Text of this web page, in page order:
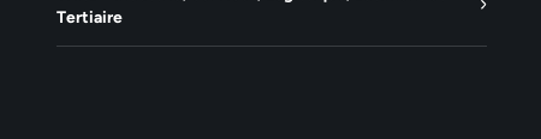
Tertiaire